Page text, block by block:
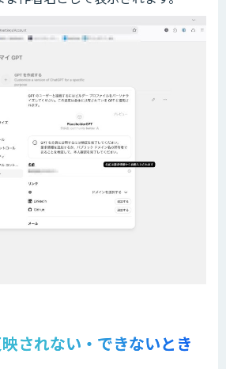
されない・できないとき